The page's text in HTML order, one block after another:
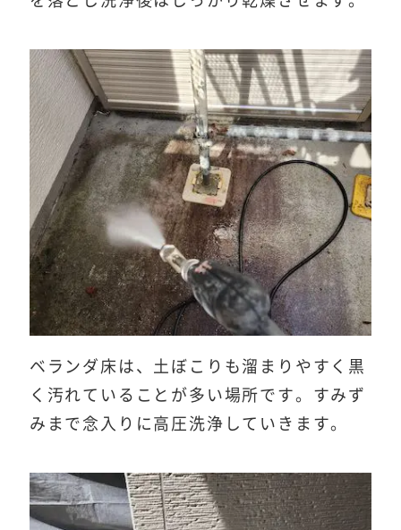
ベランダ床は、土ぼこりも溜まりやすく黒
く汚れていることが多い場所です。すみず
みまで念入りに高圧洗浄していきます。